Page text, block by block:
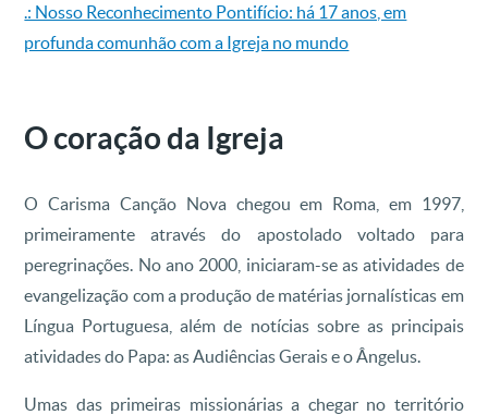
.: Nosso Reconhecimento Pontifício: há 17 anos, em
profunda comunhão com a Igreja no mundo
O coração da Igreja
O Carisma Canção Nova chegou em Roma, em 1997,
primeiramente através do apostolado voltado para
peregrinações. No ano 2000, iniciaram-se as atividades de
evangelização com a produção de matérias jornalísticas em
Língua Portuguesa, além de notícias sobre as principais
atividades do Papa: as Audiências Gerais e o Ângelus.
Umas das primeiras missionárias a chegar no território